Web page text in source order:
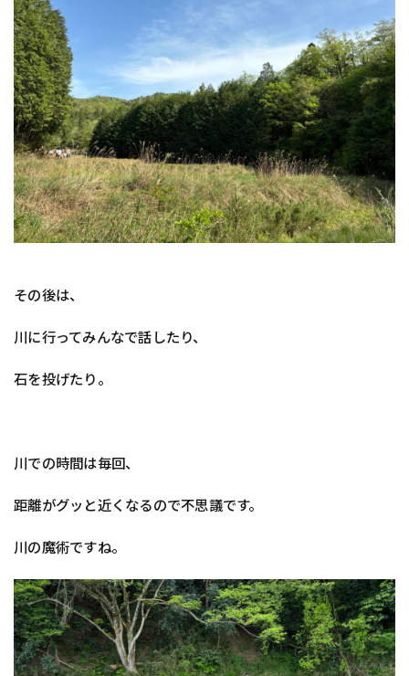
その後は、
川に行ってみんなで話したり、
石を投げたり。
川での時間は毎回、
距離がグッと近くなるので不思議です。
川の魔術ですね。